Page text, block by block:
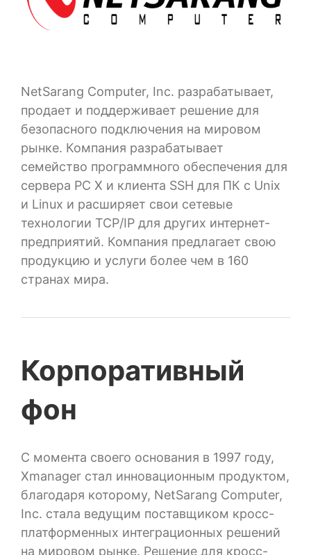
NetSarang Computer, Inc. разрабатывает,
продает и поддерживает решение для
безопасного подключения на мировом
рынке. Компания разрабатывает
семейство программного обеспечения для
сервера PC X и клиента SSH для ПК с Unix
и Linux и расширяет свои сетевые
технологии TCP/IP для других интернет-
предприятий. Компания предлагает свою
продукцию и услуги более чем в 160
странах мира.
Корпоративный
фон
С момента своего основания в 1997 году,
Xmanager стал инновационным продуктом,
благодаря которому, NetSarang Computer,
Inc. стала ведущим поставщиком кросс-
платформенных интеграционных решений
на мировом рынке. Решение для кросс-